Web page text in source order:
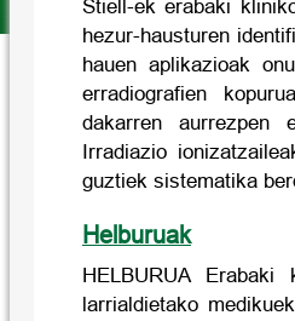
Stiell-ek erabaki
hezur-hausturen
hauen aplikazioak
erradiografien
dakarren aurrezpen
Irradiazio
guztiek sistematika
Helburuak
HELBURUA
larrialdietako